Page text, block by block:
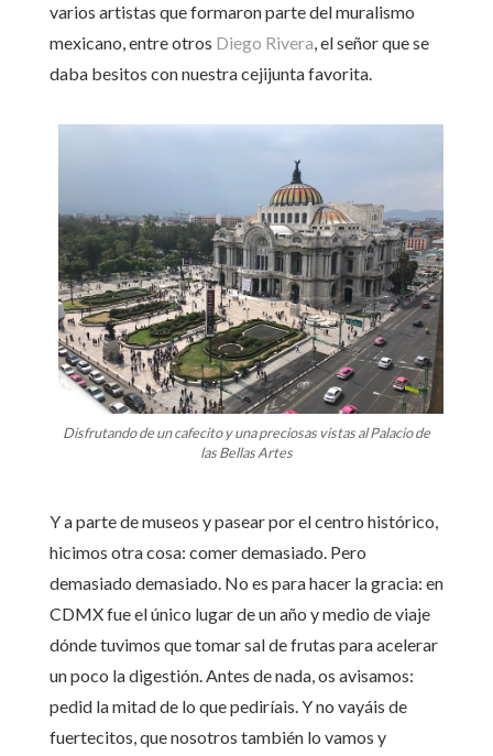
varios artistas que formaron parte del muralismo
mexicano, entre otros Diego Rivera, el señor que se
daba besitos con nuestra cejijunta favorita.
Disfrutando de un cafecito y una preciosas vistas al Palacio de
las Bellas Artes
Y a parte de museos y pasear por el centro histórico,
hicimos otra cosa: comer demasiado. Pero
demasiado demasiado. No es para hacer la gracia: en
CDMX fue el único lugar de un año y medio de viaje
dónde tuvimos que tomar sal de frutas para acelerar
un poco la digestión. Antes de nada, os avisamos:
pedid la mitad de lo que pediríais. Y no vayáis de
fuertecitos, que nosotros también lo vamos y